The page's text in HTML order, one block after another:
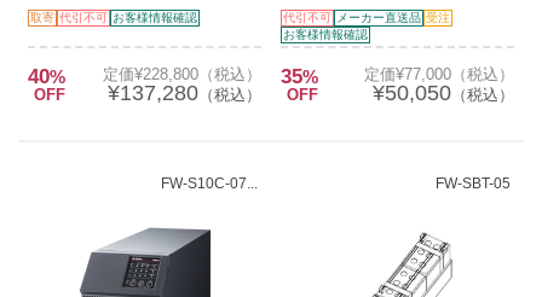
取寄 代引不可 お客様情報確認
40%
OFF
定価¥228,800（税込）
¥137,280（税込）
代引不可 メーカー直送品 受注
お客様情報確認
35%
OFF
定価¥77,000（税込）
¥50,050（税込）
FW-S10C-07... FW-SBT-05